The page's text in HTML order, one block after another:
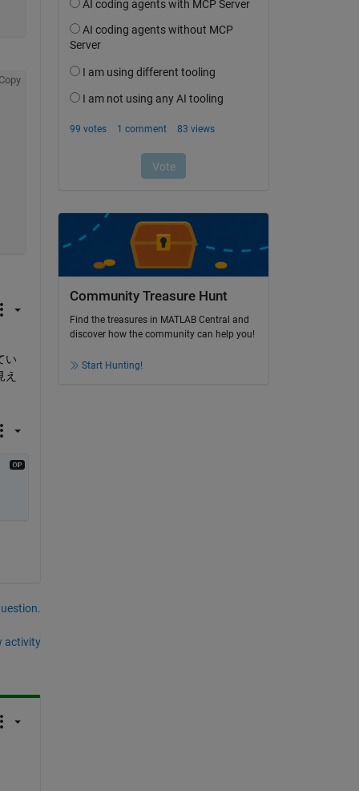
い
activity
Community Treasure Hunt
Find the treasures in MATLAB Central and
discover how the community can help you!
Start Hunting!